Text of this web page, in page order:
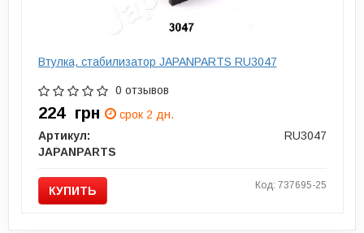
Втулка, стабилизатор JAPANPARTS RU3047
0 отзывов
224 грн
срок 2 дн.
Артикул:
RU3047
JAPANPARTS
КУПИТЬ Код: 737695-25